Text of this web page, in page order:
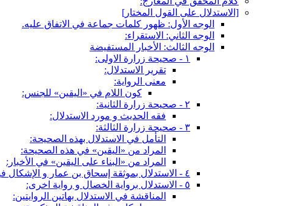
[الاستدلال على القول المختار]
الوجه الأول: ظهور كلمات جماعة في الاتفاق عليه.
الوجه الثاني: الاستقراء:
الوجه الثالث: الأخبار المستفيضة
١ - صحيحة زرارة الاولى:
تقرير الاستدلال:
معنى الرواية:
كون اللام في «اليقين» للجنس:
٢ - صحيحة زرارة الثانية:
فقه الحديث و مورد الاستدلال:
٣ - صحيحة زرارة الثالثة:
التأمل في الاستدلال بهذه الصحيحة:
المراد من «اليقين» في هذه الصحيحة:
المراد من «البناء على اليقين» في الأخبار:
٤ - الاستدلال بموثقة إسحاق بن عمار و الإشكال فيه:
٥ - الاستدلال برواية الخصال و رواية اخرى:
المناقشة في الاستدلال بهاتين الروايتين: